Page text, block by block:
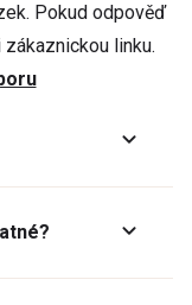
Pokud odpověď
linku.